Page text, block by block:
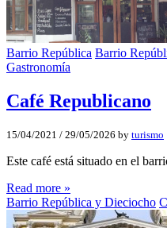
Barrio República Barrio
Gastronomía
Café Republicano
15/04/2021 / 29/05/2026 by turismo
Este café está situado en el
Read more »
Barrio República y Dieciocho